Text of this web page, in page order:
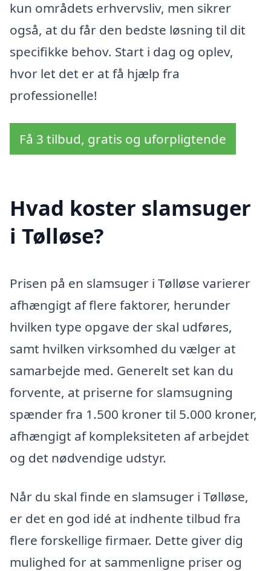
kun områdets erhvervsliv, men sikrer
også, at du får den bedste løsning til dit
specifikke behov. Start i dag og oplev,
hvor let det er at få hjælp fra
professionelle!
Få 3 tilbud, gratis og uforpligtende
Hvad koster slamsuger
i Tølløse?
Prisen på en slamsuger i Tølløse varierer
afhængigt af flere faktorer, herunder
hvilken type opgave der skal udføres,
samt hvilken virksomhed du vælger at
samarbejde med. Generelt set kan du
forvente, at priserne for slamsugning
spænder fra 1.500 kroner til 5.000 kroner,
afhængigt af kompleksiteten af arbejdet
og det nødvendige udstyr.
Når du skal finde en slamsuger i Tølløse,
er det en god idé at indhente tilbud fra
flere forskellige firmaer. Dette giver dig
mulighed for at sammenligne priser og